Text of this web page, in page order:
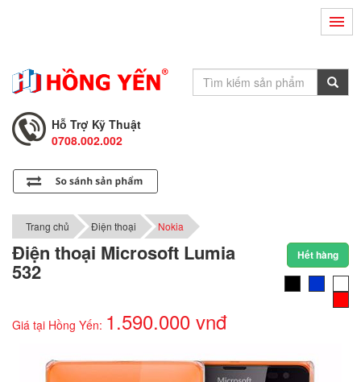
Tư Vấn Bán Hàng
Hỗ Trợ Kỹ Thuật
0708.002.002
0708.001.001
Trang chủ Điện thoại Nokia
Điện thoại Microsoft Lumia
532
Hết hàng
Giá tại Hồng Yến: 1.590.000 vnđ